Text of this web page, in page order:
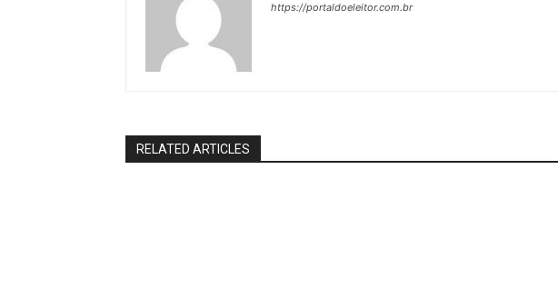
https://portaldoeleitor.com.br
RELATED ARTICLES